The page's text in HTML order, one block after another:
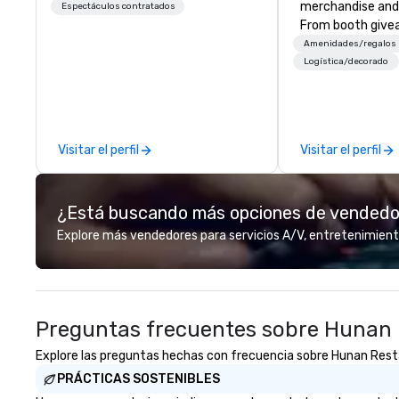
Espectáculos contratados
Visitar el perfil
merchandise
From booth
branded apparel
gifting, displays,
choose from,
industry
commitment to
customer
deliver smart,
designed to
experience
to finish. We are also a certified
Amenidades/regalos
Logística/decorado
Visitar el perfil
¿Está buscando más opciones de
Explore más vendedores para servicios A/V,
Preguntas frecuentes sobre
Explore las preguntas hechas con frecuencia sobre Hunan
PRÁCTICAS SOSTENIBLES